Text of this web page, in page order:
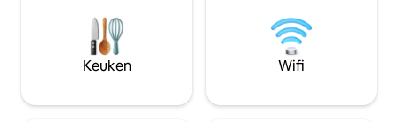
De relaxte bries in de velden en de
rustgevende geluiden van de natuur
nodigen je uit om te ontspannen en het
dagelijks leven te vergeten. Een
inbegrepen in de kamerprijs.
Restaurant. Villa
uitzonderlijke
door te brengen
aantal
Keuken Wifi